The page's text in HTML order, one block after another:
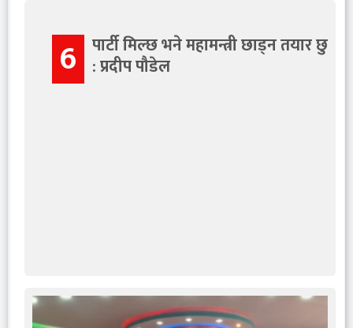
6 पार्टी मिल्छ भने महामन्त्री छाड्न तयार छु
: प्रदीप पौडेल